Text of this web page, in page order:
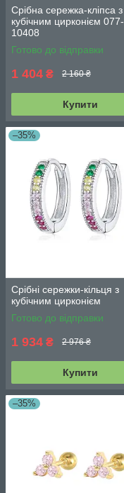
Срібна сережка-кліпса з
кубічним цирконієм 077-
10408
Готово до відправки
1 404 ₴ 2 160 ₴
Купити
–35%
Срібні сережки-кільця з
кубічним цирконієм
Готово до відправки
1 934 ₴ 2 976 ₴
Купити
–35%